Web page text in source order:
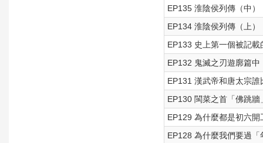
EP135 淮陰侯列傳（中
EP134 淮陰侯列傳（上）
EP133 史上第一個被記
EP132 鬼滅之刃遊廓篇
EP131 漢武帝和唐太宗誰
EP130 閩菜之首「佛跳
EP129 為什麼都是初六開
EP128 為什麼我們要過